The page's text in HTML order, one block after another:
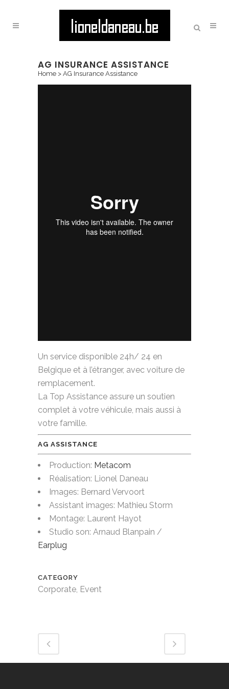
AG INSURANCE ASSISTANCE
Home > AG Insurance Assistance
Un service disponible 24h/ 24 en
Belgique et à l’étranger, avec voiture de
remplacement.
La Top Assistance assure un soutien
complet à votre véhicule, mais aussi à
votre famille.
AG ASSISTANCE
Production: Metacom
Réalisation: Lionel Daneau
Images: Bernard Vervoort
Assistant images: Mathieu Storm
Montage: Laurent Hayot
Studio son: Arnaud Blanpain /
Earplug
CATEGORY
Corporate, Event